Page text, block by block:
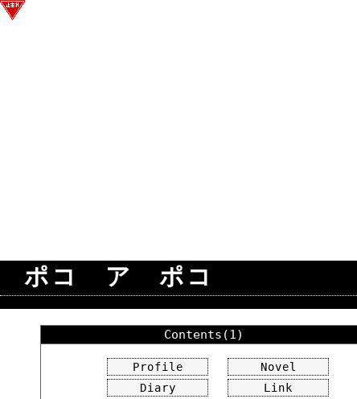
ポコ ア ポコ
Contents(1)
Profile
Diary
Novel
Link